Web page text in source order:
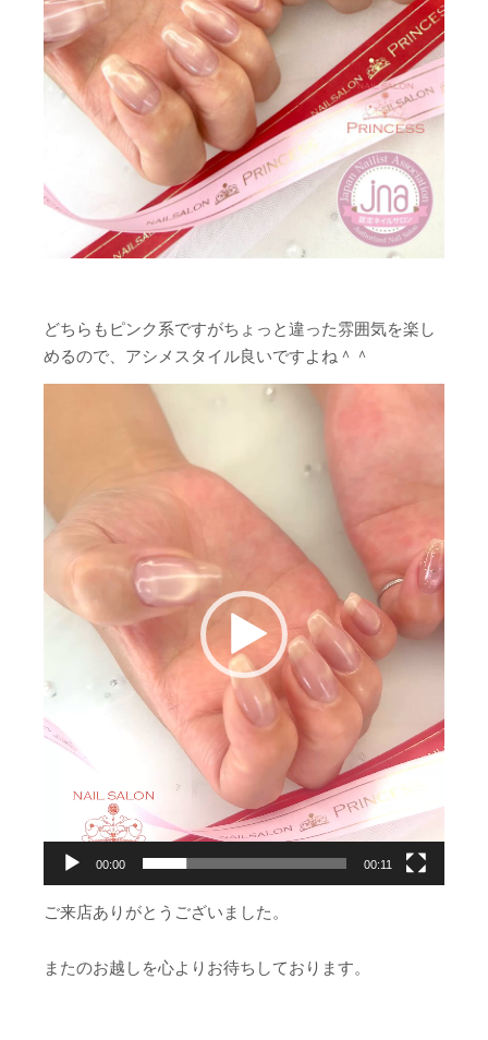
どちらもピンク系ですがちょっと違った雰囲気を楽し
めるので、アシメスタイル良いですよね＾＾
ー
ヤ
00:00 00:11
ご来店ありがとうございました。
またのお越しを心よりお待ちしております。